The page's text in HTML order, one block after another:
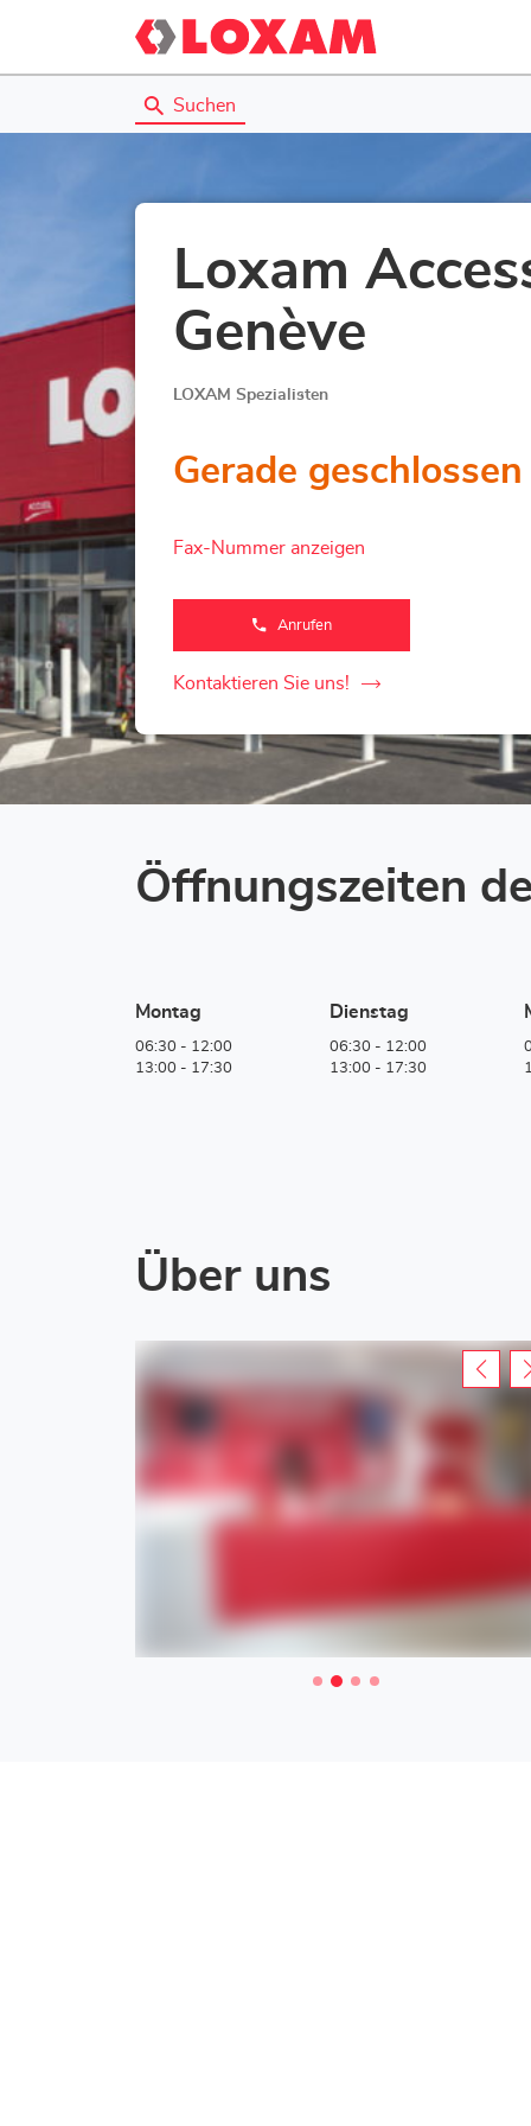
Suchen
Loxam
Genève
LOXAM Spezialisten
Gerade geschlossen
Fax-Nummer anzeigen
Anrufen
der
Genève-
Store
Kontaktieren Sie uns!
der
Access
Öffnungszeiten
Montag
06:30 - 12:00
13:00 - 17:30
Dienstag
06:30 - 12:00
13:00 - 17:30
Über uns